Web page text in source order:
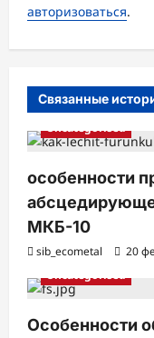
а
и
авторизоваться.
Связанные
Uncategorised
особенности
МКБ-10
sib_ecometal 20
Uncategorised
Особенности